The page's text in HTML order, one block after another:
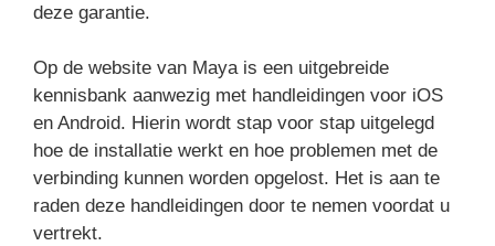
deze garantie.
Op de website van Maya is een uitgebreide
kennisbank aanwezig met handleidingen voor iOS
en Android. Hierin wordt stap voor stap uitgelegd
hoe de installatie werkt en hoe problemen met de
verbinding kunnen worden opgelost. Het is aan te
raden deze handleidingen door te nemen voordat u
vertrekt.